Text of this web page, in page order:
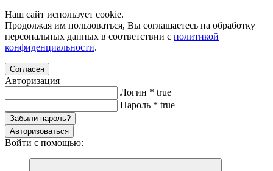
Наш сайт использует cookie.
Продолжая им пользоваться, Вы соглашаетесь на обработку
персональных данных в соответствии с политикой
конфиденциальности.
Согласен
Авторизация
Логин * true
Пароль * true
Забыли пароль?
Авторизоваться
Войти с помощью: